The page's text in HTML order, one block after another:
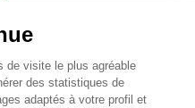
site
de visite le plus agréable
des statistiques de
adaptés à votre profil et